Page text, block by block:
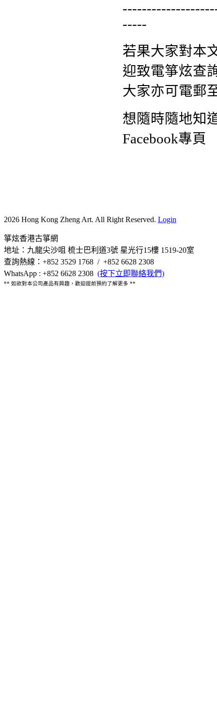
-----
若果大家對本
迎致電箏炫查
大家亦可電郵
想隨時隨地知
Facebook專頁
2026 Hong Kong Zheng Art. All Right Reserved. Login
箏炫香港古箏網
地址：九龍尖沙咀 梳士巴利道3號 星光行15樓 1519-20室
查詢熱線：+852 3529 1768 / +852 6628 2308
WhatsApp : +852 6628 2308 (按下立即聯絡我們)
** 如欲對本公司產品有興趣，歡迎提前預約了解更多 **